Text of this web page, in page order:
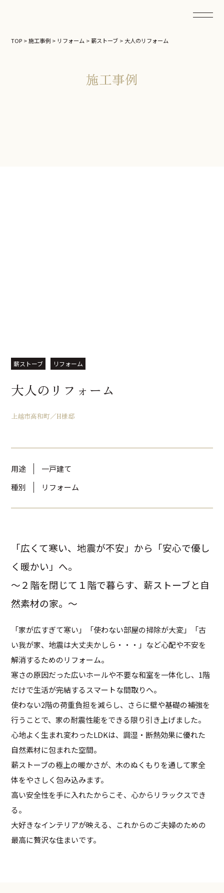
TOP > 施工事例 > リフォーム > 薪ストーブ > 大人のリフォーム
施工事例
薪ストーブ リフォーム
大人のリフォーム
上越市高和町／H様邸
用途
一戸建て
種別
リフォーム
「広くて寒い、地震が不安」から「安心で優し
く暖かい」へ。
～２階を閉じて１階で暮らす、薪ストーブと自
然素材の家。～
「家が広すぎて寒い」「使わない部屋の掃除が大変」「古
い我が家、地震は大丈夫かしら・・・」など心配や不安を
解消するためのリフォーム。
寒さの原因だった広いホールや不要な和室を一体化し、1階
だけで生活が完結するスマートな間取りへ。
使わない2階の荷重負担を減らし、さらに壁や基礎の補強を
行うことで、家の耐震性能をできる限り引き上げました。
心地よく生まれ変わったLDKは、調湿・断熱効果に優れた
自然素材に包まれた空間。
薪ストーブの極上の暖かさが、木のぬくもりを通して家全
体をやさしく包み込みます。
高い安全性を手に入れたからこそ、心からリラックスでき
る。
大好きなインテリアが映える、これからのご夫婦のための
最高に贅沢な住まいです。